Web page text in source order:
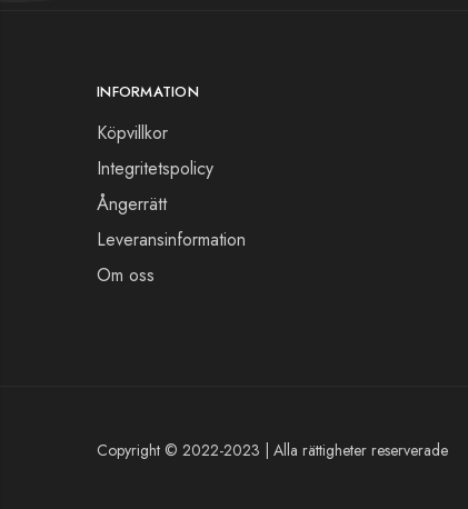
INFORMATION
Köpvillkor
Integritetspolicy
Ångerrätt
Leveransinformation
Om oss
Copyright © 2022-2023 | Alla rättigheter reserverade
57 minutes ago